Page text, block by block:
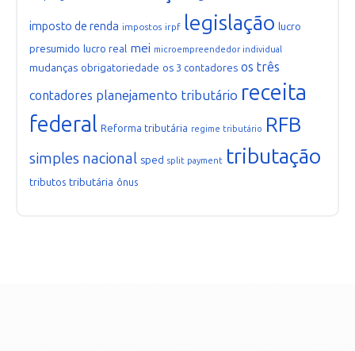
imposto de renda impostos irpf legislação lucro
presumido lucro real mei microempreendedor individual
mudanças obrigatoriedade os 3 contadores os três
contadores planejamento tributário receita
federal Reforma tributária regime tributário RFB
simples nacional sped split payment tributação
tributos tributária ônus